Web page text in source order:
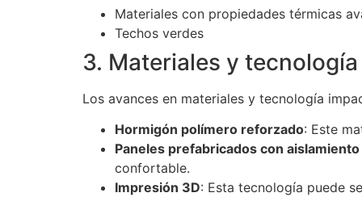
Materiales con propiedades térmicas
Techos verdes
3. Materiales y
Los avances en materiales y tecnología
Hormigón polímero reforzado: Este
Paneles prefabricados con
confortable.
Impresión 3D: Esta tecnología puede